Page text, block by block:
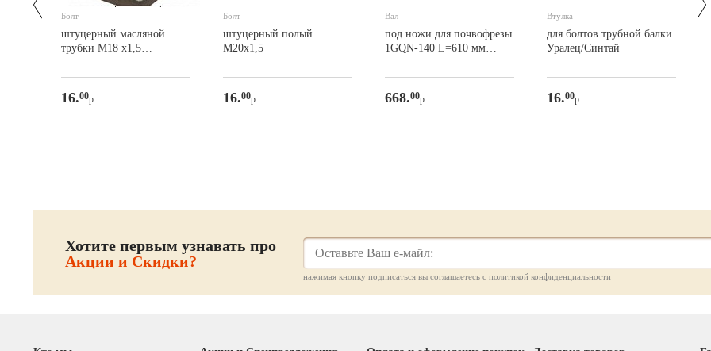
Болт
штуцерный масляной
трубки М18 х1,5
Уралец/Синтай
16.00р.
Болт
штуцерный полый
М20х1,5
16.00р.
Вал
под ножи для почвофрезы
1GQN-140 L=610 мм
668.00р.
Втулка
для болтов трубной балки
Уралец/Синтай
16.00р.
Хотите первым узнавать про
Акции и Скидки?
нажимая кнопку подписаться вы соглашаетесь с политикой конфиденциальности